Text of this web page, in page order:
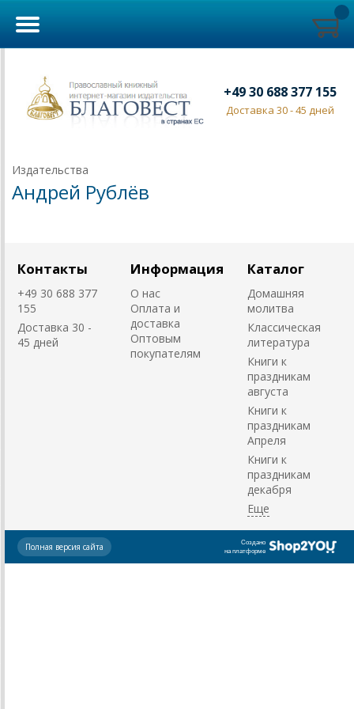
+49 30 688 377 155
Доставка 30 - 45 дней
Издательства
Андрей Рублёв
Контакты
+49 30 688 377
155
Доставка 30 -
45 дней
Информация
О нас
Оплата и
доставка
Оптовым
покупателям
Каталог
Домашняя
молитва
Классическая
литература
Книги к
праздникам
августа
Книги к
праздникам
Апреля
Книги к
праздникам
декабря
Создано
на платформе
Полная версия сайта